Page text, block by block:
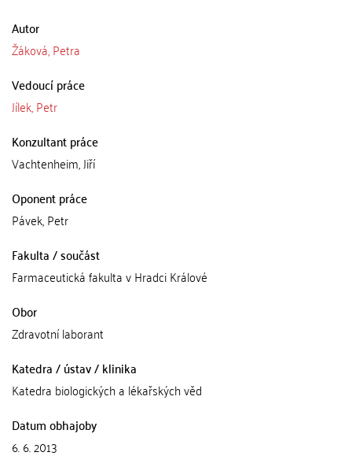
Autor
Žáková, Petra
Vedoucí práce
Jílek, Petr
Konzultant práce
Vachtenheim, Jiří
Oponent práce
Pávek, Petr
Fakulta / součást
Farmaceutická fakulta v Hradci Králové
Obor
Zdravotní laborant
Katedra / ústav / klinika
Katedra biologických a lékařských věd
Datum obhajoby
6. 6. 2013